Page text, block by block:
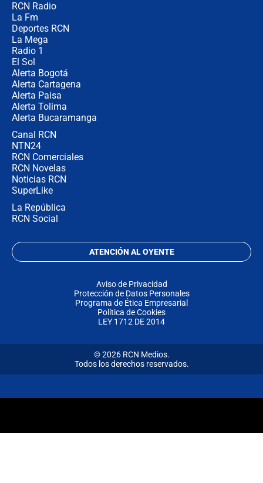
RCN Radio
La Fm
Deportes RCN
La Mega
Radio 1
El Sol
Alerta Bogotá
Alerta Cartagena
Alerta Paisa
Alerta Tolima
Alerta Bucaramanga
Canal RCN
NTN24
RCN Comerciales
RCN Novelas
Noticias RCN
SuperLike
La República
RCN Social
ATENCIÓN AL OYENTE
Aviso de Privacidad
Protección de Datos Personales
Programa de Ética Empresarial
Política de Cookies
LEY 1712 DE 2014
© 2026 RCN Medios.
Todos los derechos reservados.